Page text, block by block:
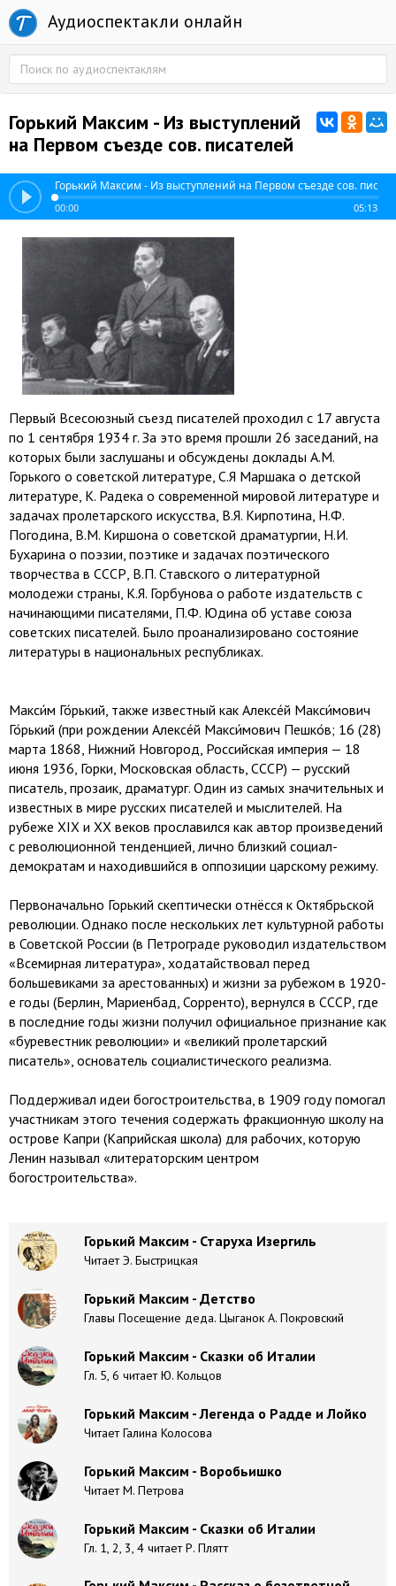
Аудиоспектакли онлайн
Горький Максим - Из выступлений
на Первом съезде сов. писателей
Горький Максим - Из выступлений на Первом съезде сов.
00:00 05:13
Первый Всесоюзный съезд писателей проходил с 17 августа
по 1 сентября 1934 г. За это время прошли 26 заседаний, на
которых были заслушаны и обсуждены доклады А.М.
Горького о советской литературе, С.Я Маршака о детской
литературе, К. Радека о современной мировой литературе и
задачах пролетарского искусства, В.Я. Кирпотина, Н.Ф.
Погодина, В.М. Киршона о советской драматургии, Н.И.
Бухарина о поэзии, поэтике и задачах поэтического
творчества в СССР, В.П. Ставского о литературной
молодежи страны, К.Я. Горбунова о работе издательств с
начинающими писателями, П.Ф. Юдина об уставе союза
советских писателей. Было проанализировано состояние
литературы в национальных республиках.
Макси́м Го́рький, также известный как Алексе́й Макси́мович
Го́рький (при рождении Алексе́й Макси́мович Пешко́в; 16 (28)
марта 1868, Нижний Новгород, Российская империя — 18
июня 1936, Горки, Московская область, СССР) — русский
писатель, прозаик, драматург. Один из самых значительных и
известных в мире русских писателей и мыслителей. На
рубеже XIX и XX веков прославился как автор произведений
с революционной тенденцией, лично близкий социал-
демократам и находившийся в оппозиции царскому режиму.
Первоначально Горький скептически отнёсся к Октябрьской
революции. Однако после нескольких лет культурной работы
в Советской России (в Петрограде руководил издательством
«Всемирная литература», ходатайствовал перед
большевиками за арестованных) и жизни за рубежом в 1920-
е годы (Берлин, Мариенбад, Сорренто), вернулся в СССР, где
в последние годы жизни получил официальное признание как
«буревестник революции» и «великий пролетарский
писатель», основатель социалистического реализма.
Поддерживал идеи богостроительства, в 1909 году помогал
участникам этого течения содержать фракционную школу на
острове Капри (Каприйская школа) для рабочих, которую
Ленин называл «литераторским центром
богостроительства».
Горький Максим - Старуха Изергиль
Читает Э. Быстрицкая
Горький Максим - Детство
Главы Посещение деда. Цыганок А. Покровский
Горький Максим - Сказки об Италии
Гл. 5, 6 читает Ю. Кольцов
Горький Максим - Легенда о Радде и Лойко
Читает Галина Колосова
Горький Максим - Воробьишко
Читает М. Петрова
Горький Максим - Сказки об Италии
Гл. 1, 2, 3, 4 читает Р. Плятт